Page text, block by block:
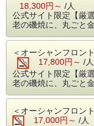
18,300円～ /人
公式サイト限定【厳
老の磯焼に、丸ごと
＜オーシャンフロン
17,800円～ /人
公式サイト限定【厳
老の磯焼に、丸ごと
＜オーシャンフロン
17,000円～ /人